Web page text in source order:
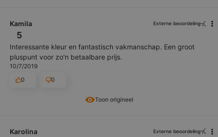
Toon origineel
Kamila Externe beoordeling
5
Interessante kleur en fantastisch vakmanschap. Een groot
pluspunt voor zo'n betaalbare prijs.
10/7/2019
0
0
Karolina Externe beoordeling